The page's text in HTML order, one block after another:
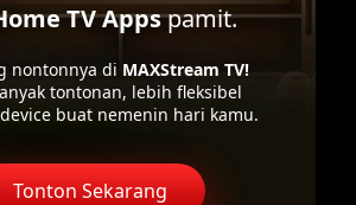
TV Appspamit.
nontonnya di MAXStream TV!
tontonan, lebih fleksibel
buat nemenin hari kamu.
Tonton Sekarang